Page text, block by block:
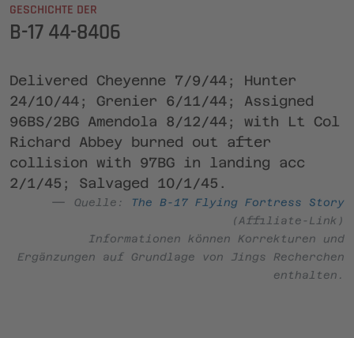
GESCHICHTE DER
B-17 44-8406
Delivered Cheyenne 7/9/44; Hunter
24/10/44; Grenier 6/11/44; Assigned
96BS/2BG Amendola 8/12/44; with Lt Col
Richard Abbey burned out after
collision with 97BG in landing acc
2/1/45; Salvaged 10/1/45.
Quelle:
The B-17 Flying Fortress Story
(Affiliate-Link)
Informationen können Korrekturen und
Ergänzungen auf Grundlage von Jings Recherchen
enthalten.